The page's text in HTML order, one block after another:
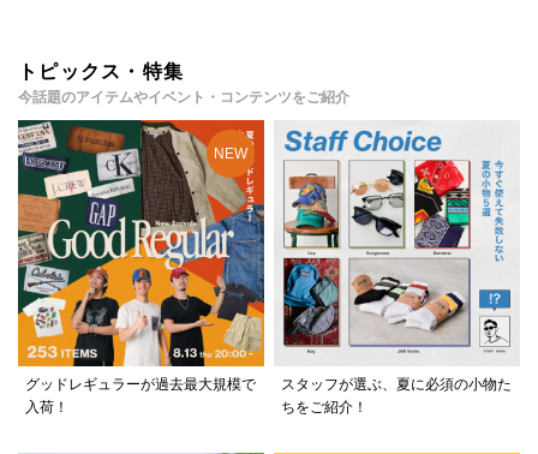
トピックス・特集
今話題のアイテムやイベント・コンテンツをご紹介
グッドレギュラーが過去最大規模で
入荷！
スタッフが選ぶ、夏に必須の小物た
ちをご紹介！